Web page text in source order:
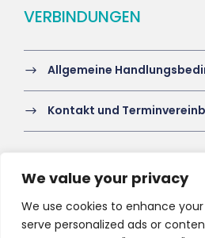
We value your privacy
We use cookies to enhance
serve personalized ads or
VERBINDUNGEN
Allgemeine
Kontakt und
Copyright 2021 HV-A,